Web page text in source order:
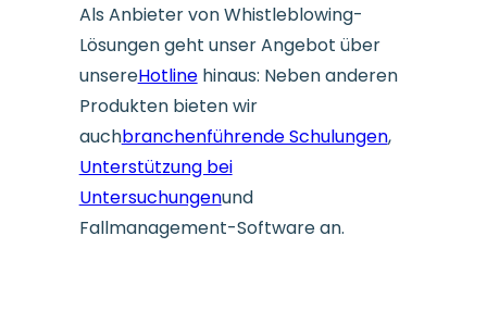
Als Anbieter von Whistleblowing-
Lösungen geht unser Angebot über
unsereHotlinehinaus: Neben anderen
Produkten bieten wir
auchbranchenführende Schulungen,
Unterstützung bei
Untersuchungenund
Fallmanagement-Software an.